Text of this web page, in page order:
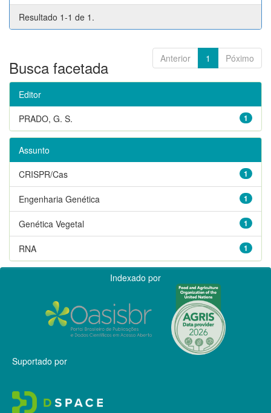
Resultado 1-1 de 1.
Anterior 1 Póximo
Busca facetada
Editor
1
PRADO, G. S.
Assunto
1
CRISPR/Cas
1
Engenharia Genética
1
Genética Vegetal
1
RNA
Indexado por
Suportado por